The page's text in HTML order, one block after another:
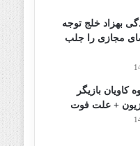
بهزاد خلج توجه
مجازی را جلب
بازیگر
+ علت فوت